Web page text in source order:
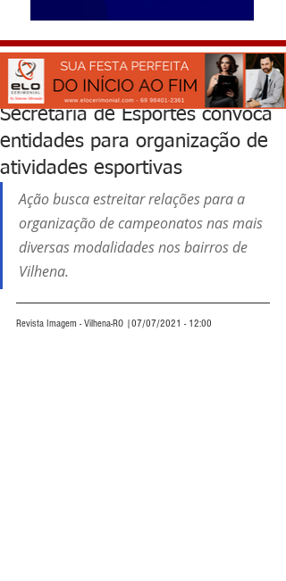
Secretaria de Esportes convoca
entidades para organização de
atividades esportivas
Ação busca estreitar relações para a
organização de campeonatos nas mais
diversas modalidades nos bairros de
Vilhena.
Revista Imagem - Vilhena-RO |07/07/2021 - 12:00